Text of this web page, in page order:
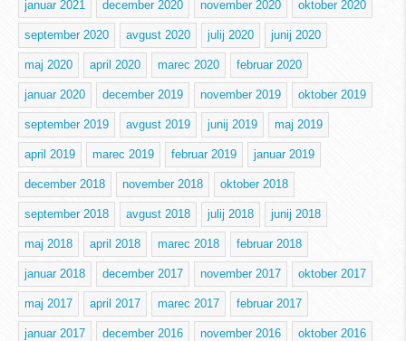
januar 2021 december 2020 november 2020 oktober 2020
september 2020 avgust 2020 julij 2020 junij 2020
maj 2020 april 2020 marec 2020 februar 2020
januar 2020 december 2019 november 2019 oktober 2019
september 2019 avgust 2019 junij 2019 maj 2019
april 2019 marec 2019 februar 2019 januar 2019
december 2018 november 2018 oktober 2018
september 2018 avgust 2018 julij 2018 junij 2018
maj 2018 april 2018 marec 2018 februar 2018
januar 2018 december 2017 november 2017 oktober 2017
maj 2017 april 2017 marec 2017 februar 2017
januar 2017 december 2016 november 2016 oktober 2016